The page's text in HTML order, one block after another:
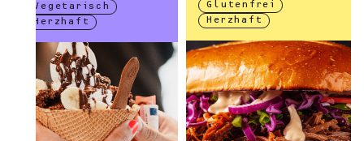
Vegetarisch
Herzhaft
Glutenfrei
Herzhaft